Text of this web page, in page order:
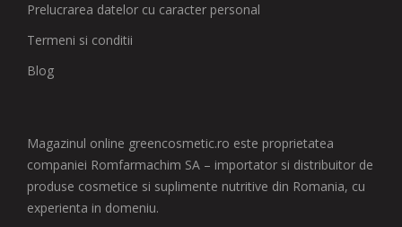
Prelucrarea datelor cu caracter personal
Termeni si conditii
Blog
Magazinul online greencosmetic.ro este proprietatea
companiei Romfarmachim SA – importator si distribuitor de
produse cosmetice si suplimente nutritive din Romania, cu
experienta in domeniu.